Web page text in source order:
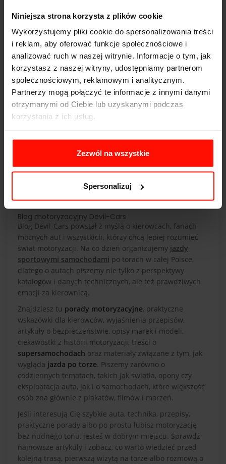
Niniejsza strona korzysta z plików cookie
Wykorzystujemy pliki cookie do spersonalizowania treści
i reklam, aby oferować funkcje społecznościowe i
analizować ruch w naszej witrynie. Informacje o tym, jak
korzystasz z naszej witryny, udostępniamy partnerom
społecznościowym, reklamowym i analitycznym.
Partnerzy mogą połączyć te informacje z innymi danymi
otrzymanymi od Ciebie lub uzyskanymi podczas
korzystania z ich usług.
Zezwól na wszystkie
Spersonalizuj
Black Friday 2025 – kiedy i z jakich okazji
warto skorzystać?
»
Blog motoryzacyjny Devil-Cars
Blog Devil-Cars powstał z myślą o kierowcach, fanach
mocnych aut i wszystkich, którzy chcą lepiej rozumieć
świat motoryzacji. Na co dzień organizujemy jazdy
sportowymi samochodami po torach w całej Polsce,
dlatego o autach piszemy nie tylko z perspektywy
katalogów i danych technicznych, ale też prawdziwych
emocji za kierownicą.
Znajdziesz tu porady motoryzacyjne, praktyczne
wskazówki dla kierowców, wyjaśnienia przepisów,
artykuły o bezpieczeństwie, opisy marek i modeli,
ciekawostki z historii motoryzacji, treści o
supersamochodach oraz materiały związane z tym, jak
wygląda jazda po torze. Piszemy zarówno o
codziennych tematach, takich jak światła, opony czy
eksploatacja auta, jak i o samochodach, które większość
osób zna głównie z plakatów, filmów i marzeń.
Jeśli interesują Cię szybkie auta, technika, przepisy,
praktyczne porady albo po prostu lubisz motoryzację
bez nudnego tonu, jesteś w dobrym miejscu. Sprawdź
najnowsze artykuły i zobacz, co warto wiedzieć przed
kolejną trasą, pierwszą wizytą na torze albo rozmową o